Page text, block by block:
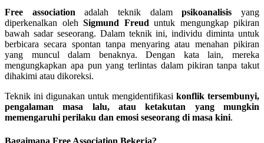
Free associationadalah teknik dalampsikoanalisis yang
diperkenalkan oleh Sigmund Freuduntuk mengungkap pikiran
bawah sadar seseorang. Dalam teknik ini, individu diminta untuk
berbicara secara spontan tanpa menyaring atau menahan pikiran
yang muncul dalam benaknya. Dengan kata lain, mereka
mengungkapkan apa pun yang terlintas dalam pikiran tanpa takut
dihakimi atau dikoreksi.
Teknik ini digunakan untuk mengidentifikasi konflik tersembunyi,
pengalaman masa lalu, atau ketakutan yang mungkin
memengaruhi perilaku dan emosi seseorang di masa kini.
Bagaimana Free Association Bekerja?